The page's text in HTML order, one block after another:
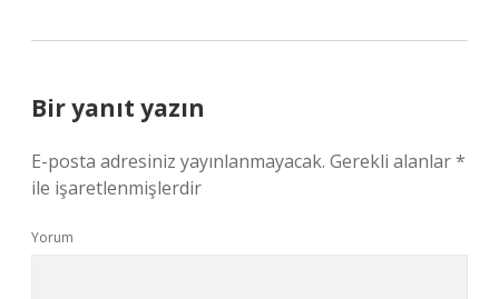
Bir yanıt yazın
E-posta adresiniz yayınlanmayacak. Gerekli alanlar*
ile işaretlenmişlerdir
Yorum